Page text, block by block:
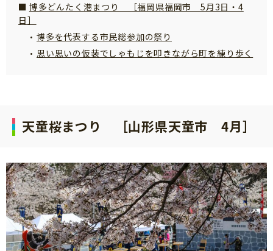
博多どんたく港まつり ［福岡県福岡市 5月3日・4
日］
博多を代表する市民総参加の祭り
思い思いの仮装でしゃもじを叩きながら町を練り歩く
天童桜まつり ［山形県天童市 4月］